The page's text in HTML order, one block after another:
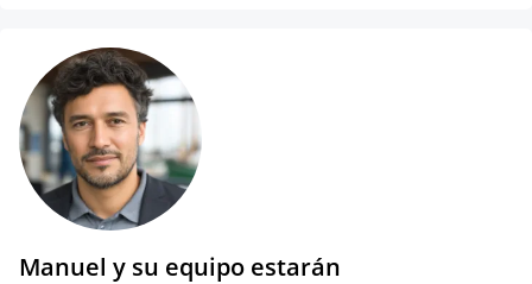
Manuel y su equipo estarán